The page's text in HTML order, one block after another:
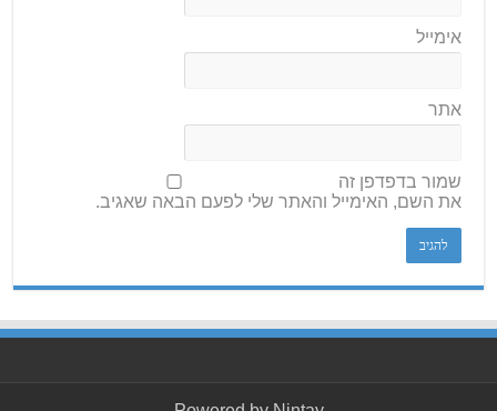
אימייל
אתר
שמור בדפדפן זה
את השם, האימייל והאתר שלי לפעם הבאה שאגיב.